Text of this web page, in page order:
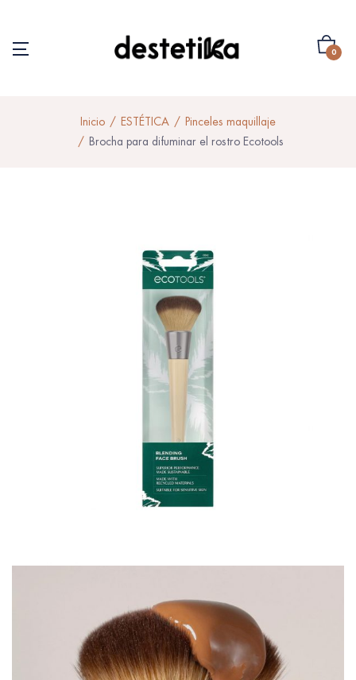
0
Inicio ESTÉTICA
Pinceles maquillaje
Brocha para difuminar el rostro Ecotools